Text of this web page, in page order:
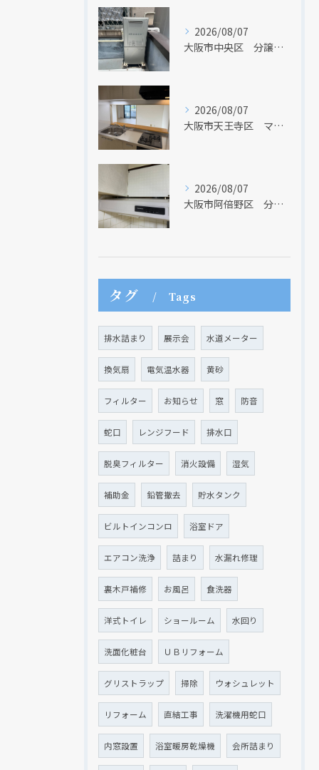
2026/08/07
大阪市中央区 分譲マンションの給湯器取替リフォーム工事 UV除菌機能搭載給湯器
2026/08/07
大阪市天王寺区 マンションのキッチン取替及び内装リフォーム工事 クリナップ
2026/08/07
大阪市阿倍野区 分譲マンションのレンジフード取替リフォーム工事 タカラスタンダード
タグ Tags
排水詰まり 展示会 水道メーター
換気扇 電気温水器 黄砂
フィルター お知らせ 窓 防音
蛇口 レンジフード 排水口
脱臭フィルター 消火設備 湿気
補助金 鉛管撤去 貯水タンク
ビルトインコンロ 浴室ドア
エアコン洗浄 詰まり 水漏れ修理
裏木戸補修 お風呂 食洗器
洋式トイレ ショールーム 水回り
洗面化粧台 ＵＢリフォーム
グリストラップ 掃除 ウォシュレット
リフォーム 直結工事 洗濯機用蛇口
内窓設置 浴室暖房乾燥機 会所詰まり
現在、新聞に入っている折込チラシです。
クリックでチラシのページにジャンプします
現在、新聞に入っている折込チラシです。
クリックでチラシのページにジャンプします